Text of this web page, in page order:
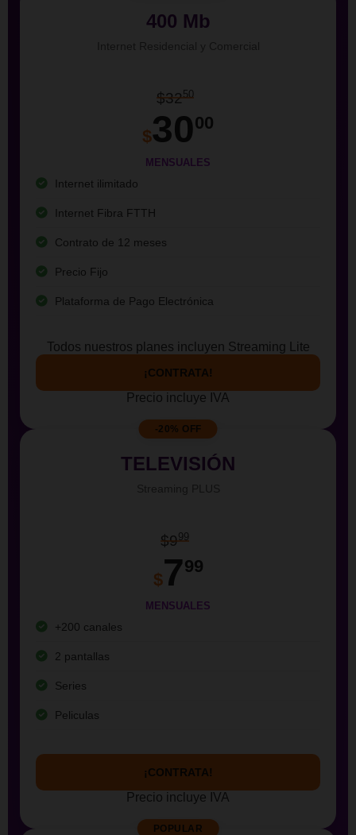
400 Mb
$3250
$3000
MENSUALES
Internet ilimitado
Internet Fibra FTTH
Contrato de 12 meses
Precio Fijo
Plataforma de Pago Electrónica
Todos nuestros planes incluyen Streaming Lite
¡CONTRATA!
Precio incluye IVA
-20% OFF
TELEVISIÓN
$999
$799
MENSUALES
+200 canales
2 pantallas
Series
Peliculas
¡CONTRATA!
Precio incluye IVA
POPULAR